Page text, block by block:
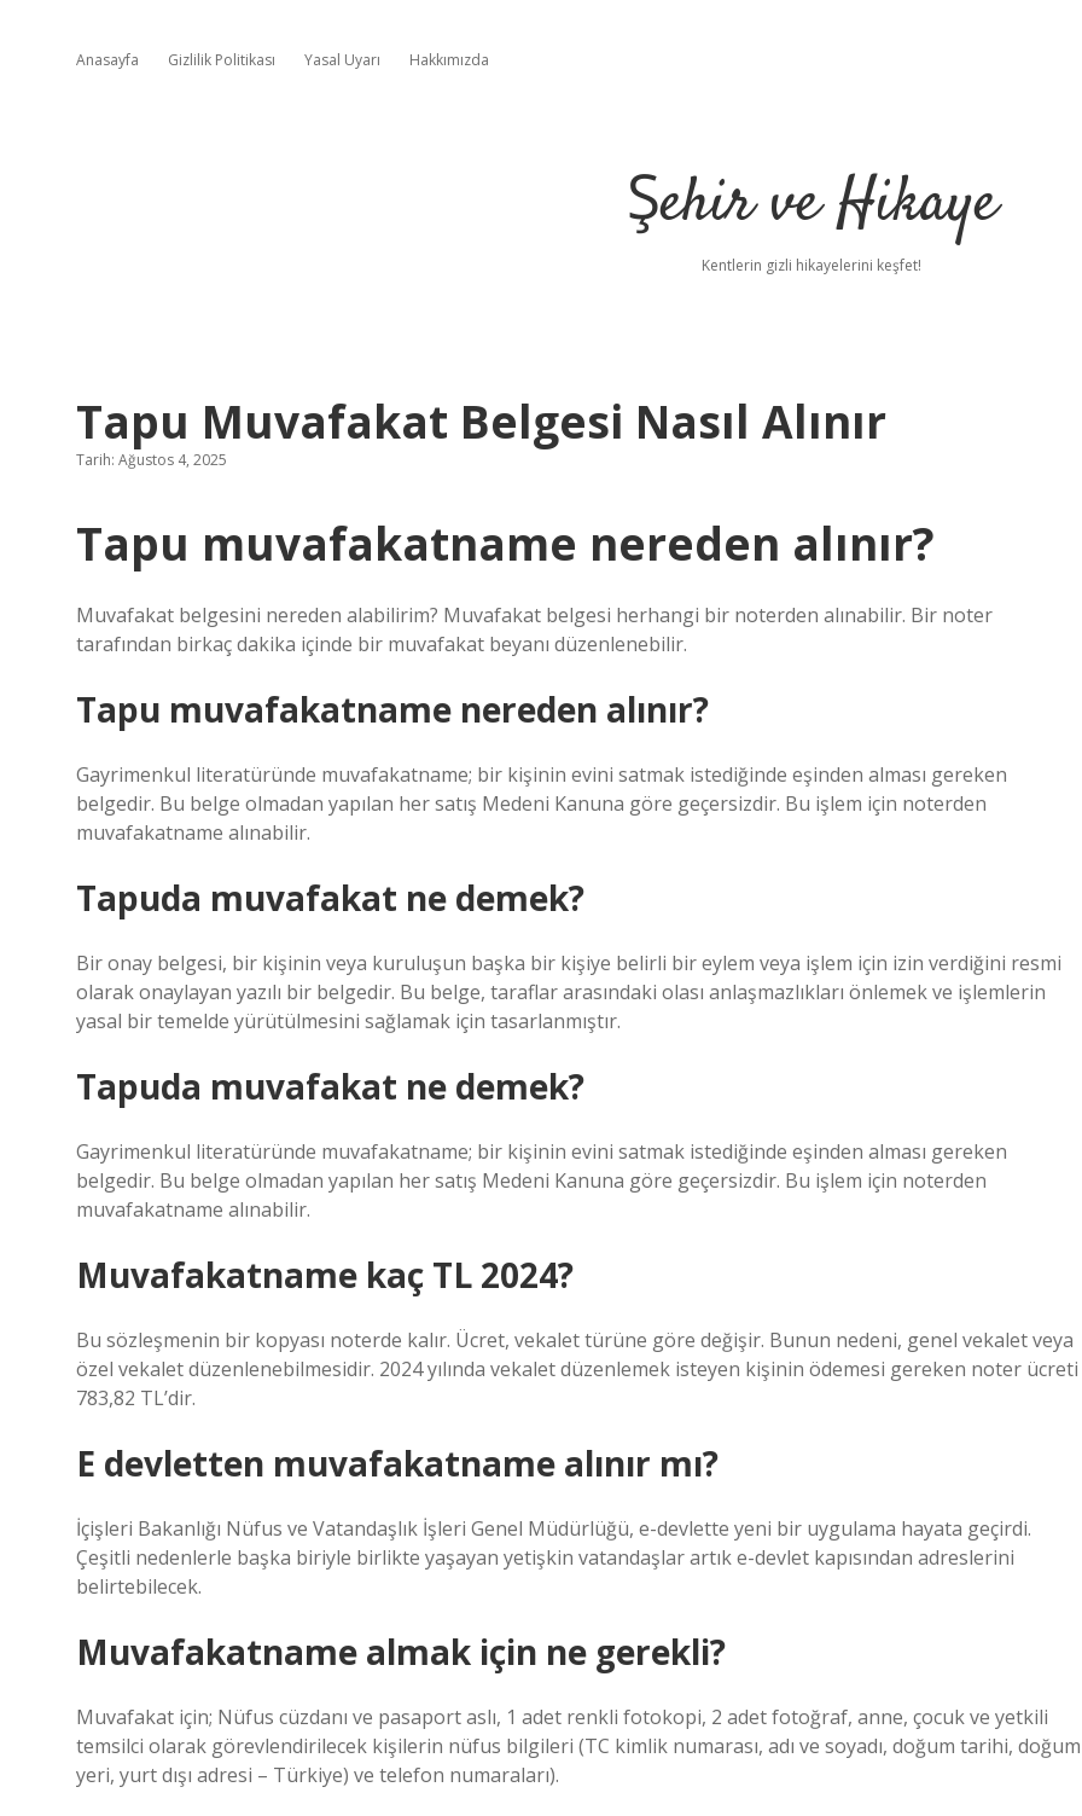
Anasayfa Gizlilik Politikası Yasal Uyarı Hakkımızda
Şehir ve Hikaye
Kentlerin gizli hikayelerini keşfet!
Tapu Muvafakat Belgesi Nasıl Alınır
Tarih: Ağustos 4, 2025
Tapu muvafakatname nereden alınır?
Muvafakat belgesini nereden alabilirim? Muvafakat belgesi herhangi bir noterden alınabilir. Bir noter
tarafından birkaç dakika içinde bir muvafakat beyanı düzenlenebilir.
Tapu muvafakatname nereden alınır?
Gayrimenkul literatüründe muvafakatname; bir kişinin evini satmak istediğinde eşinden alması gereken
belgedir. Bu belge olmadan yapılan her satış Medeni Kanuna göre geçersizdir. Bu işlem için noterden
muvafakatname alınabilir.
Tapuda muvafakat ne demek?
Bir onay belgesi, bir kişinin veya kuruluşun başka bir kişiye belirli bir eylem veya işlem için izin verdiğini resmi
olarak onaylayan yazılı bir belgedir. Bu belge, taraflar arasındaki olası anlaşmazlıkları önlemek ve işlemlerin
yasal bir temelde yürütülmesini sağlamak için tasarlanmıştır.
Tapuda muvafakat ne demek?
Gayrimenkul literatüründe muvafakatname; bir kişinin evini satmak istediğinde eşinden alması gereken
belgedir. Bu belge olmadan yapılan her satış Medeni Kanuna göre geçersizdir. Bu işlem için noterden
muvafakatname alınabilir.
Muvafakatname kaç TL 2024?
Bu sözleşmenin bir kopyası noterde kalır. Ücret, vekalet türüne göre değişir. Bunun nedeni, genel vekalet veya
özel vekalet düzenlenebilmesidir. 2024 yılında vekalet düzenlemek isteyen kişinin ödemesi gereken noter ücreti
783,82 TL’dir.
E devletten muvafakatname alınır mı?
İçişleri Bakanlığı Nüfus ve Vatandaşlık İşleri Genel Müdürlüğü, e-devlette yeni bir uygulama hayata geçirdi.
Çeşitli nedenlerle başka biriyle birlikte yaşayan yetişkin vatandaşlar artık e-devlet kapısından adreslerini
belirtebilecek.
Muvafakatname almak için ne gerekli?
Muvafakat için; Nüfus cüzdanı ve pasaport aslı, 1 adet renkli fotokopi, 2 adet fotoğraf, anne, çocuk ve yetkili
temsilci olarak görevlendirilecek kişilerin nüfus bilgileri (TC kimlik numarası, adı ve soyadı, doğum tarihi, doğum
yeri, yurt dışı adresi – Türkiye) ve telefon numaraları).